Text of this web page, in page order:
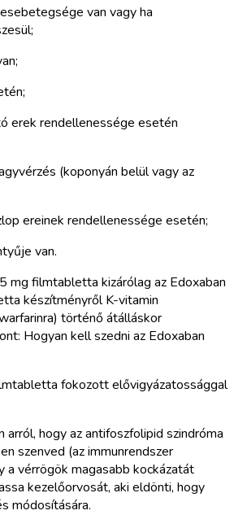
van vagy ha
erek rendellenessége esetén
(koponyán belül vagy az
ereinek rendellenessége esetén;
van.
mg filmtabletta kizárólag az Edoxaban
készítményről K-vitamin
történő átálláskor
Hogyan kell szedni az Edoxaban
fokozott elővigyázatossággal
arról, hogy az antifoszfolipid szindróma
szenved (az immunrendszer
a vérrögök magasabb kockázatát
kezelőorvosát, aki eldönti, hogy
módosítására.